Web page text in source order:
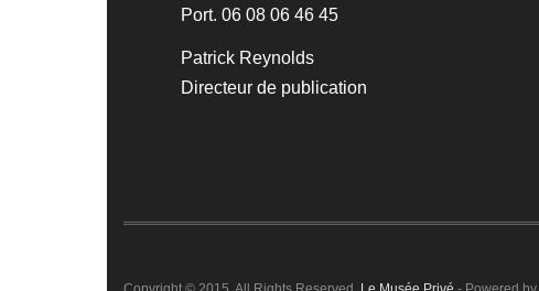
Port. 06 08 06 46 45
Patrick Reynolds
Directeur de publication